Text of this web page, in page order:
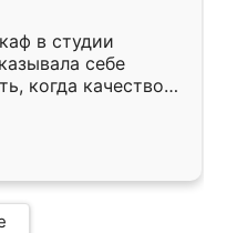
в студии
себе
когда качеством
кухня уже почти